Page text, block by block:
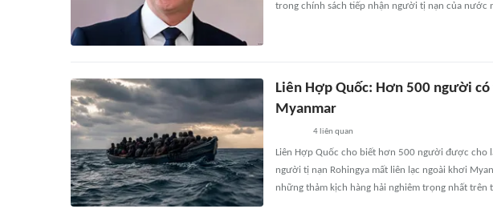
trong chính sách tiếp nhận người tị nạn của nước
Liên Hợp Quốc: Hơn 500 người
Myanmar
4liên quan
Liên Hợp Quốc cho biết hơn 500 người được cho
người tị nạn Rohingya mất liên lạc ngoài khơi
những thảm kịch hàng hải nghiêm trọng nhất trên